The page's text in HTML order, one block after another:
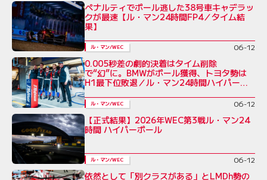
ペナルティでポール逃した38号車キャデラッ
クが最速【ル・マン24時間FP4／タイム結
果】
ル・マン/WEC 06-12
0.005秒差の劇的決着はタイム削除
で“幻”に。BMWがポール獲得、トヨタ勢は
H1最下位敗退／ル・マン24時間ハイパー
ル・マン/WEC 06-12
【正式結果】2026年WEC第3戦ル・マン24
時間 ハイパーポール
ル・マン/WEC 06-12
依然として「別クラスがある」とLMDh勢の